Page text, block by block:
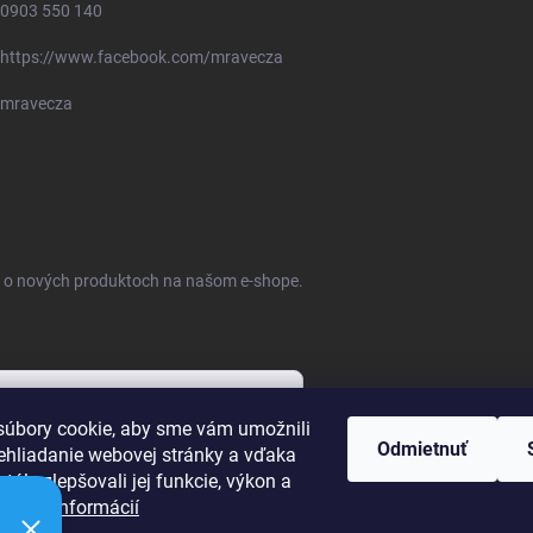
cookie, aby sme vám umožnili
webovej stránky a vďaka
zlepšovali jej funkcie, výkon a
Viac informácií
Odmietnuť
0903 550 140
https://www.facebook.com/mravecza
mravecza
nových produktoch na našom e-shope.
údajov